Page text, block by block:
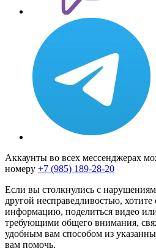
Аккаунты во всех мессенджерах
номеру +7 (985) 189-28-20
Если вы столкнулись с
другой несправедливостью,
информацию, поделиться видео
требующими общего внимания,
удобным вам способом из
вам помочь.